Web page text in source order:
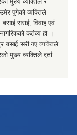
पुगेको व्यक्तिले
सराई, विवाह एवं
कर्तव्य हो ।
बसाई सरी गए व्यक्तिले
मुख्य व्यक्तिले दर्ता